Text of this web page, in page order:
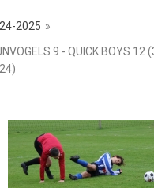
2025 »
9 - QUICK BOYS 12